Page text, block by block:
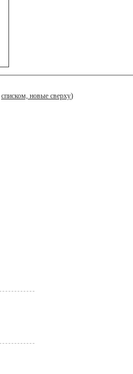
списком, новые сверху)